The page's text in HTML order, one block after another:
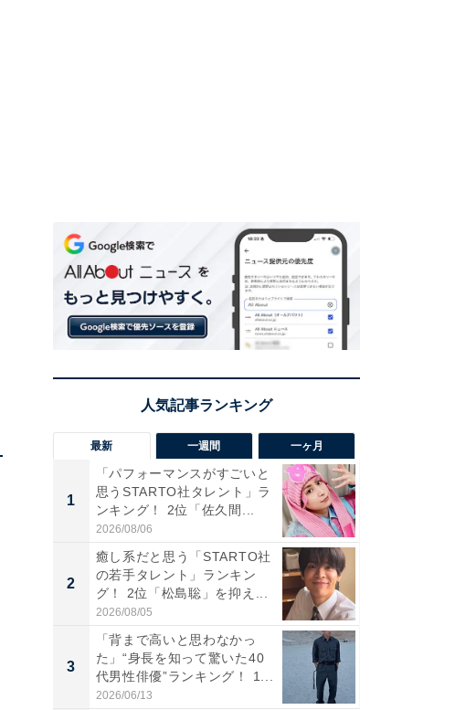
最新 一週間 一ヶ月
1
「パフォーマンスがすごいと
思うSTARTO社タレント」ラ
ンキング！ 2位「佐久間...
2026/08/06
2
癒し系だと思う「STARTO社
の若手タレント」ランキン
グ！ 2位「松島聡」を抑え...
2026/08/05
3
「背まで高いと思わなかっ
た」“身長を知って驚いた40
代男性俳優”ランキング！ 1...
2026/06/13